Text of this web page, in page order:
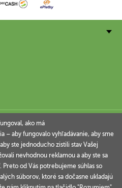
ako má
– aby fungovalo vyhľadávanie, aby sme
ste jednoducho zistili stav Vašej
nevhodnou reklamou a aby ste sa
Preto od Vás potrebujeme súhlas so
súborov, ktoré sa dočasne ukladajú